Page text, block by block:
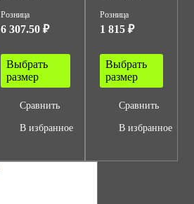
Розница
6 307.50 ₽
Выбрать
размер
Сравнить
В избранное
Розница
1 815 ₽
Выбрать
размер
Сравнить
В избранное